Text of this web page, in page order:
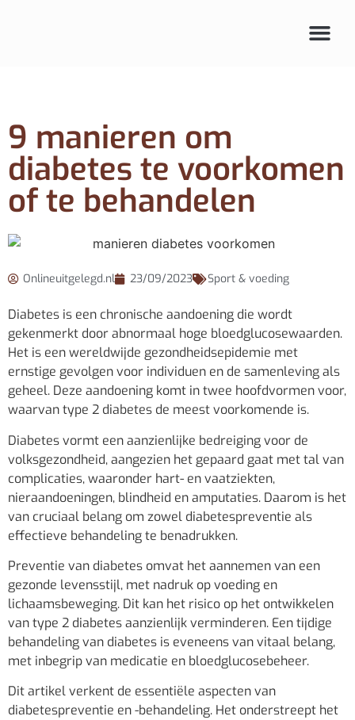
9 manieren om
diabetes te voorkomen
of te behandelen
Onlineuitgelegd.nl 23/09/2023 Sport & voeding
Diabetes is een chronische aandoening die wordt
gekenmerkt door abnormaal hoge bloedglucosewaarden.
Het is een wereldwijde gezondheidsepidemie met
ernstige gevolgen voor individuen en de samenleving als
geheel. Deze aandoening komt in twee hoofdvormen voor,
waarvan type 2 diabetes de meest voorkomende is.
Diabetes vormt een aanzienlijke bedreiging voor de
volksgezondheid, aangezien het gepaard gaat met tal van
complicaties, waaronder hart- en vaatziekten,
nieraandoeningen, blindheid en amputaties. Daarom is het
van cruciaal belang om zowel diabetespreventie als
effectieve behandeling te benadrukken.
Preventie van diabetes omvat het aannemen van een
gezonde levensstijl, met nadruk op voeding en
lichaamsbeweging. Dit kan het risico op het ontwikkelen
van type 2 diabetes aanzienlijk verminderen. Een tijdige
behandeling van diabetes is eveneens van vitaal belang,
met inbegrip van medicatie en bloedglucosebeheer.
Dit artikel verkent de essentiële aspecten van
diabetespreventie en -behandeling. Het onderstreept het